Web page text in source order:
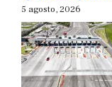
5 agosto, 2026